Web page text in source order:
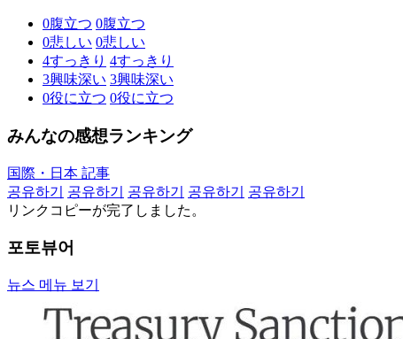
0腹立つ 0腹立つ
0悲しい 0悲しい
4すっきり 4すっきり
3興味深い 3興味深い
0役に立つ 0役に立つ
みんなの感想ランキング
国際・日本 記事
공유하기
공유하기 공유하기 공유하기
공유하기
リンクコピーが完了しました。
포토뷰어
뉴스 메뉴 보기